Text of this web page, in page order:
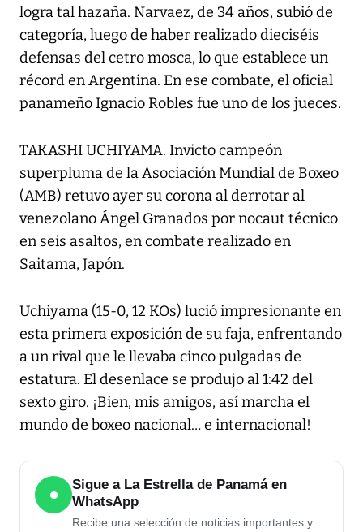
logra tal hazaña. Narvaez, de 34 años, subió de
categoría, luego de haber realizado dieciséis
defensas del cetro mosca, lo que establece un
récord en Argentina. En ese combate, el oficial
panameño Ignacio Robles fue uno de los jueces.
TAKASHI UCHIYAMA. Invicto campeón
superpluma de la Asociación Mundial de Boxeo
(AMB) retuvo ayer su corona al derrotar al
venezolano Ángel Granados por nocaut técnico
en seis asaltos, en combate realizado en
Saitama, Japón.
Uchiyama (15-0, 12 KOs) lució impresionante en
esta primera exposición de su faja, enfrentando
a un rival que le llevaba cinco pulgadas de
estatura. El desenlace se produjo al 1:42 del
sexto giro. ¡Bien, mis amigos, así marcha el
mundo de boxeo nacional… e internacional!
●
Sigue a La Estrella de Panamá en
WhatsApp
Recibe una selección de noticias importantes y